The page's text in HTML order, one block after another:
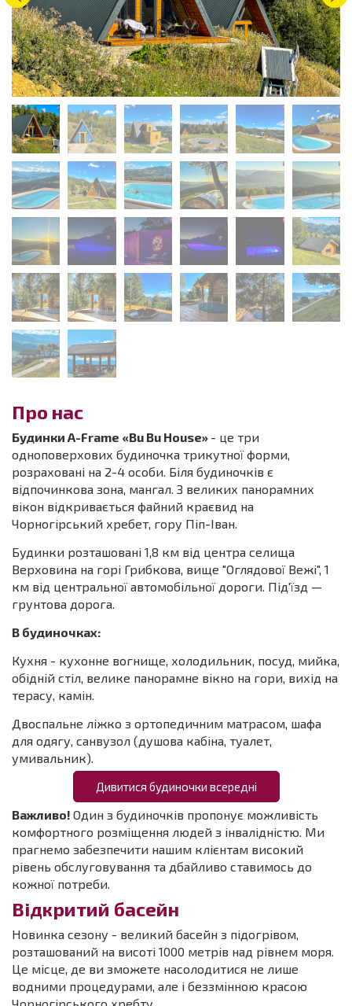
Про нас
Будинки A-Frame «Bu Bu House» - це три
одноповерхових будиночка трикутної форми,
розраховані на 2-4 особи. Біля будиночків є
відпочинкова зона, мангал. З великих панорамних
вікон відкривається файний краєвид на
Чорногірський хребет, гору Піп-Іван.
Будинки розташовані 1,8 км від центра селища
Верховина на горі Грибкова, вище "Оглядової Вежі", 1
км від центральної автомобільної дороги. Під'їзд —
грунтова дорога.
В будиночках:
Кухня - кухонне вогнище, холодильник, посуд, мийка,
обідній стіл, велике панорамне вікно на гори, вихід на
терасу, камін.
Двоспальне ліжко з ортопедичним матрасом, шафа
для одягу, санвузол (душова кабіна, туалет,
умивальник).
Дивитися будиночки всередні
Важливо! Один з будиночків пропонує можливість
комфортного розміщення людей з інвалідністю. Ми
прагнемо забезпечити нашим клієнтам високий
рівень обслуговування та дбайливо ставимось до
кожної потреби.
Відкритий басейн
Новинка сезону - великий басейн з підогрівом,
розташований на висоті 1000 метрів над рівнем моря.
Це місце, де ви зможете насолодитися не лише
водними процедурами, але і беззмінною красою